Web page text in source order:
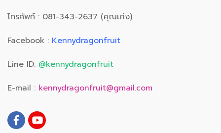
โทรศัพท์ : 081-343-2637 (คุณเก่ง)
Facebook : Kennydragonfruit
Line ID: @kennydragonfruit
E-mail : kennydragonfruit@gmail.com